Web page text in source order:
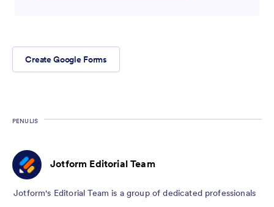
Create Google Forms
PENULIS
Jotform Editorial Team
Jotform's Editorial Team is a group of dedicated professionals